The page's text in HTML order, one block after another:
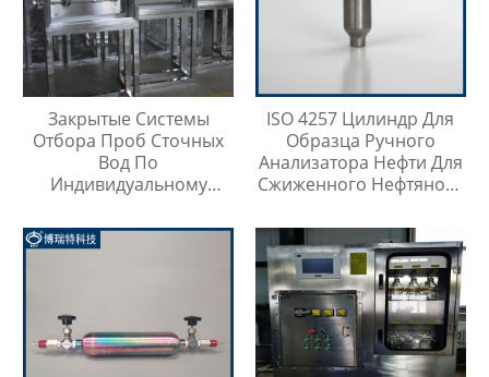
Закрытые Системы
Отбора Проб Сточных
Вод По
Индивидуальному
ISO 4257 Цилиндр Для
Образца Ручного
Анализатора Нефти Для
Сжиженного Нефтяного